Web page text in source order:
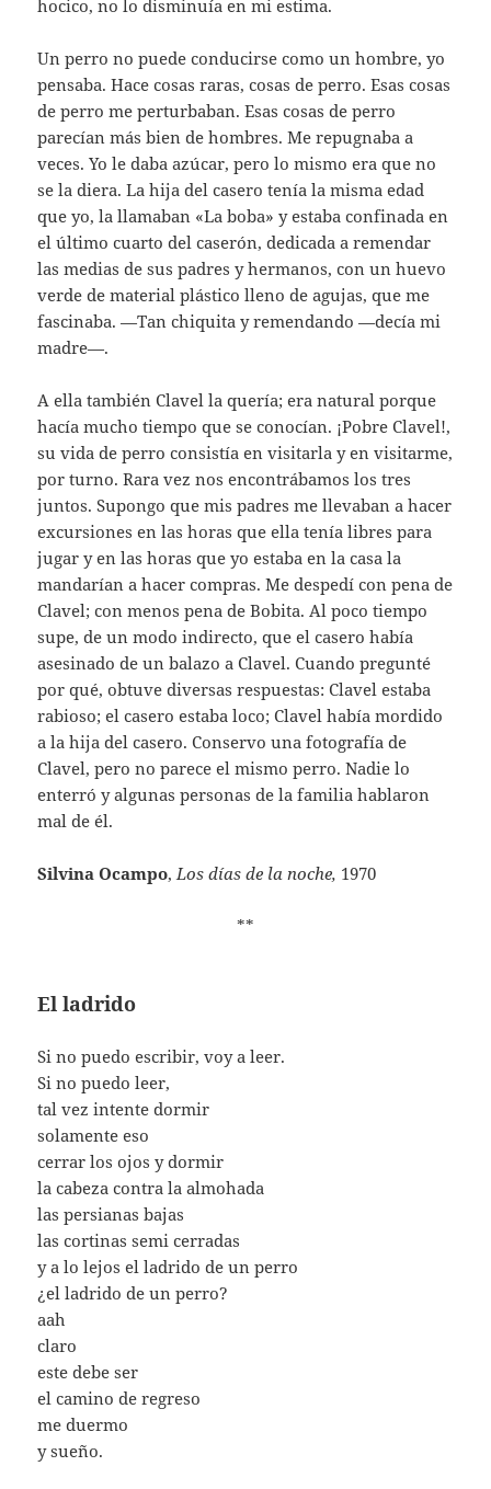
hocico, no lo disminuía en mi estima.
Un perro no puede conducirse como un hombre, yo
pensaba. Hace cosas raras, cosas de perro. Esas cosas
de perro me perturbaban. Esas cosas de perro
parecían más bien de hombres. Me repugnaba a
veces. Yo le daba azúcar, pero lo mismo era que no
se la diera. La hija del casero tenía la misma edad
que yo, la llamaban «La boba» y estaba confinada en
el último cuarto del caserón, dedicada a remendar
las medias de sus padres y hermanos, con un huevo
verde de material plástico lleno de agujas, que me
fascinaba. —Tan chiquita y remendando —decía mi
madre—.
A ella también Clavel la quería; era natural porque
hacía mucho tiempo que se conocían. ¡Pobre Clavel!,
su vida de perro consistía en visitarla y en visitarme,
por turno. Rara vez nos encontrábamos los tres
juntos. Supongo que mis padres me llevaban a hacer
excursiones en las horas que ella tenía libres para
jugar y en las horas que yo estaba en la casa la
mandarían a hacer compras. Me despedí con pena de
Clavel; con menos pena de Bobita. Al poco tiempo
supe, de un modo indirecto, que el casero había
asesinado de un balazo a Clavel. Cuando pregunté
por qué, obtuve diversas respuestas: Clavel estaba
rabioso; el casero estaba loco; Clavel había mordido
a la hija del casero. Conservo una fotografía de
Clavel, pero no parece el mismo perro. Nadie lo
enterró y algunas personas de la familia hablaron
mal de él.
Silvina Ocampo,Los días de la noche, 1970
**
El ladrido
Si no puedo escribir, voy a leer.
Si no puedo leer,
tal vez intente dormir
solamente eso
cerrar los ojos y dormir
la cabeza contra la almohada
las persianas bajas
las cortinas semi cerradas
y a lo lejos el ladrido de un perro
¿el ladrido de un perro?
aah
claro
este debe ser
el camino de regreso
me duermo
y sueño.